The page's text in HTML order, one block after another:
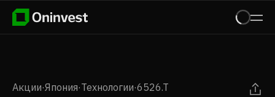
Акции·Япония·Технологии·6526.T